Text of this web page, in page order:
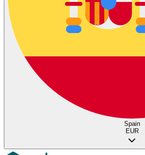
Spain
EUR